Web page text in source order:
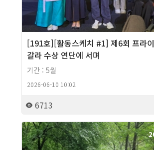
[191호][활동스케치 #1] 제6회 프라
갈라 수상 연단에 서며
기간 : 5월
2026-06-10 10:02
6713